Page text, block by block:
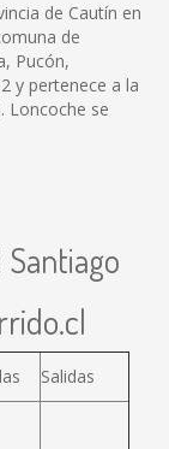
de Cautín en
de
Pucón,
y pertenece a la
Loncoche se
Salidas